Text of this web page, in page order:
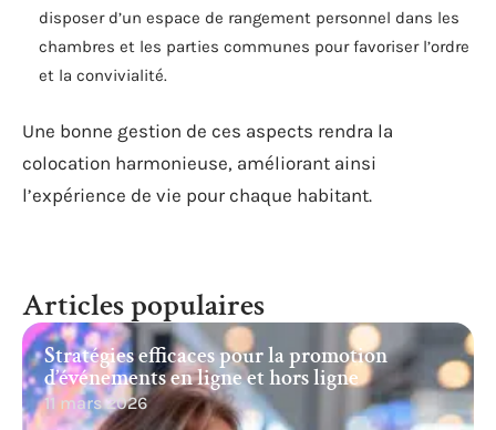
disposer d’un espace de rangement personnel dans les
chambres et les parties communes pour favoriser l’ordre
et la convivialité.
Une bonne gestion de ces aspects rendra la
colocation harmonieuse, améliorant ainsi
l’expérience de vie pour chaque habitant.
Articles populaires
Stratégies efficaces pour la promotion
d’événements en ligne et hors ligne
11 mars 2026